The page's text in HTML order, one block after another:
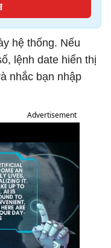
hệ thống. Nếu
lệnh date hiển thị
nhắc bạn nhập
Advertisement